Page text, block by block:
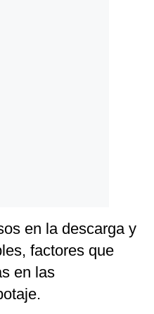
en la descarga y
factores que
en las